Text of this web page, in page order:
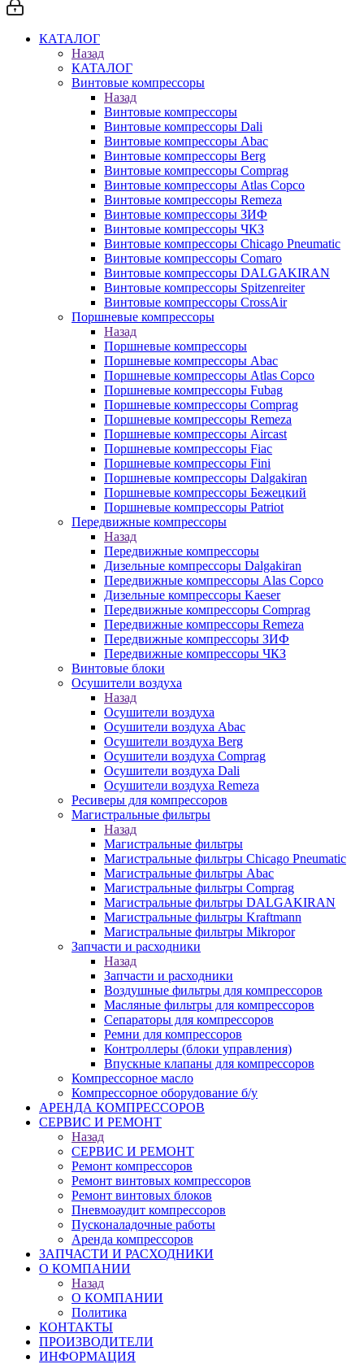
КАТАЛОГ
Назад
КАТАЛОГ
Винтовые компрессоры
Назад
Винтовые компрессоры
Винтовые компрессоры Dali
Винтовые компрессоры Abac
Винтовые компрессоры Berg
Винтовые компрессоры Comprag
Винтовые компрессоры Atlas Copco
Винтовые компрессоры Remeza
Винтовые компрессоры ЗИФ
Винтовые компрессоры ЧКЗ
Винтовые компрессоры Chicago Pneumatic
Винтовые компрессоры Comaro
Винтовые компрессоры DALGAKIRAN
Винтовые компрессоры Spitzenreiter
Винтовые компрессоры CrossAir
Поршневые компрессоры
Назад
Поршневые компрессоры
Поршневые компрессоры Abac
Поршневые компрессоры Atlas Copco
Поршневые компрессоры Fubag
Поршневые компрессоры Comprag
Поршневые компрессоры Remeza
Поршневые компрессоры Aircast
Поршневые компрессоры Fiac
Поршневые компрессоры Fini
Поршневые компрессоры Dalgakiran
Поршневые компрессоры Бежецкий
Поршневые компрессоры Patriot
Передвижные компрессоры
Назад
Передвижные компрессоры
Дизельные компрессоры Dalgakiran
Передвижные компрессоры Alas Copco
Дизельные компрессоры Kaeser
Передвижные компрессоры Comprag
Передвижные компрессоры Remeza
Передвижные компрессоры ЗИФ
Передвижные компрессоры ЧКЗ
Винтовые блоки
Осушители воздуха
Назад
Осушители воздуха
Осушители воздуха Abac
Осушители воздуха Berg
Осушители воздуха Comprag
Осушители воздуха Dali
Осушители воздуха Remeza
Ресиверы для компрессоров
Магистральные фильтры
Назад
Магистральные фильтры
Магистральные фильтры Chicago Pneumatic
Магистральные фильтры Abac
Магистральные фильтры Comprag
Магистральные фильтры DALGAKIRAN
Магистральные фильтры Kraftmann
Магистральные фильтры Mikropor
Запчасти и расходники
Назад
Запчасти и расходники
Воздушные фильтры для компрессоров
Масляные фильтры для компрессоров
Сепараторы для компрессоров
Ремни для компрессоров
Контроллеры (блоки управления)
Впускные клапаны для компрессоров
Компрессорное масло
Компрессорное оборудование б/у
АРЕНДА КОМПРЕССОРОВ
СЕРВИС И РЕМОНТ
Назад
СЕРВИС И РЕМОНТ
Ремонт компрессоров
Ремонт винтовых компрессоров
Ремонт винтовых блоков
Пневмоаудит компрессоров
Пусконаладочные работы
Аренда компрессоров
ЗАПЧАСТИ И РАСХОДНИКИ
О КОМПАНИИ
Назад
О КОМПАНИИ
Политика
КОНТАКТЫ
ПРОИЗВОДИТЕЛИ
ИНФОРМАЦИЯ